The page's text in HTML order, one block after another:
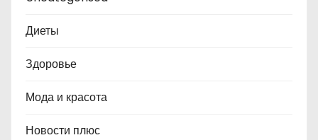
Диеты
Здоровье
Мода и красота
Новости плюс